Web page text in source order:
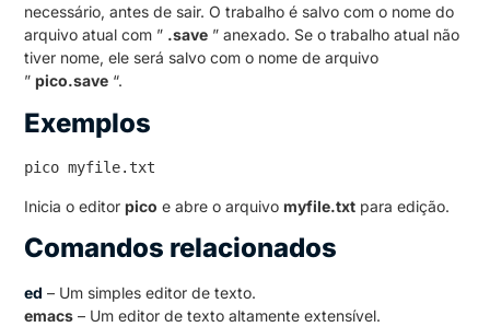
necessário, antes de sair. O trabalho é salvo com o nome do
arquivo atual com ” .save ” anexado. Se o trabalho atual não
tiver nome, ele será salvo com o nome de arquivo
”pico.save “.
Exemplos
pico myfile.txt
Inicia o editorpico e abre o arquivomyfile.txt para edição.
Comandos relacionados
ed – Um simples editor de texto.
emacs – Um editor de texto altamente extensível.